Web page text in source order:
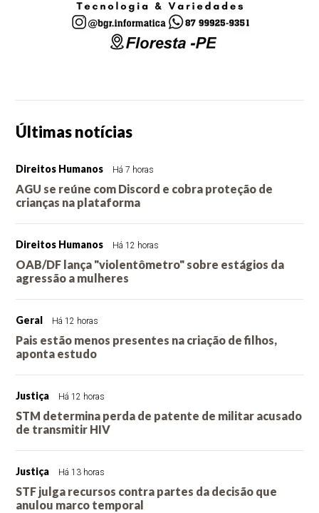
Últimas notícias
Direitos Humanos Há 7 horas
AGU se reúne com Discord e cobra proteção de
crianças na plataforma
Direitos Humanos Há 12 horas
OAB/DF lança "violentômetro" sobre estágios da
agressão a mulheres
Geral Há 12 horas
Pais estão menos presentes na criação de filhos,
aponta estudo
Justiça Há 12 horas
STM determina perda de patente de militar acusado
de transmitir HIV
Justiça Há 13 horas
STF julga recursos contra partes da decisão que
anulou marco temporal